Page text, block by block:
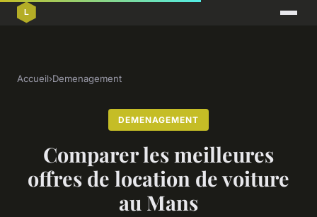
Accueil›Demenagement
DEMENAGEMENT
Comparer les meilleures
offres de location de voiture
au Mans